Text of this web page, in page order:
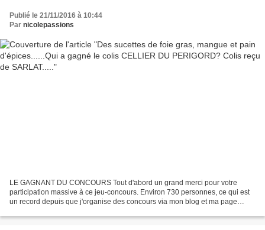
Publié le 21/11/2016 à 10:44
Par nicolepassions
LE GAGNANT DU CONCOURS Tout d'abord un grand merci pour votre
participation massive à ce jeu-concours. Environ 730 personnes, ce qui est
un record depuis que j'organise des concours via mon blog et ma page